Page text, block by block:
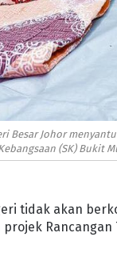
Besar Johor
(SK) Bukit
tidak akan
Rancangan